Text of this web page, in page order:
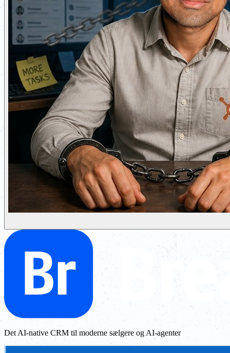
Det AI-native CRM til moderne sælgere og AI-agenter